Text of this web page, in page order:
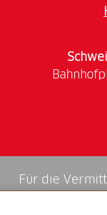
2015 gelaufen ist.
Für die